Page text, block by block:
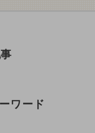
ワード